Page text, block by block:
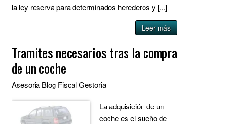
la ley reserva para determinados herederos y [...]
Leer más
Tramites necesarios tras la compra
de un coche
Asesoria Blog FiscalGestoria
La adquisición de un
coche es el sueño de